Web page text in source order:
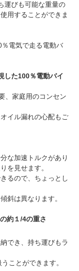
運びも可能な重量の
用することができま
電気で走る電動バ
した100％電動バイ
、家庭用のコンセン
イル漏れの心配もご
な加速トルクがあり
を見せます。
るので、ちょっとし
斜は異なります。
約１/4の重さ
でき、持ち運びもラ
ことができます。